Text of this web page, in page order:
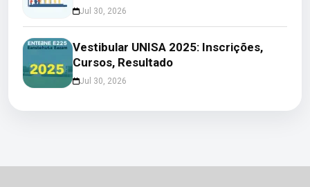
Jul 30, 2026
Vestibular UNISA 2025: Inscrições,
Cursos, Resultado
Jul 30, 2026